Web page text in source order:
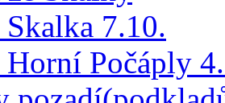
7.10.
Horní Počáply